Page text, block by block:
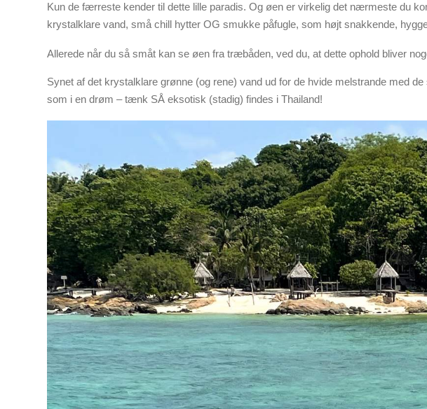
Kun de færreste kender til dette lille paradis. Og øen er virkelig det nærmeste du
krystalklare vand, små chill hytter OG smukke påfugle, som højt snakkende,
Allerede når du så småt kan se øen fra træbåden, ved du, at dette ophold bliver
Synet af det krystalklare grønne (og rene) vand ud for de hvide melstrande med
som i en drøm – tænk SÅ eksotisk (stadig) findes i Thailand!